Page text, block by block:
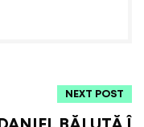
NEXT POST